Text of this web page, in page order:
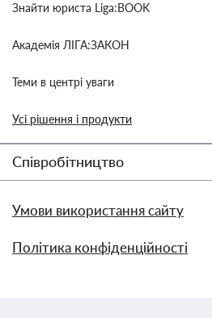
Знайти юриста Liga:BOOK
Академія ЛІГА:ЗАКОН
Теми в центрі уваги
Усі рішення і продукти
Співробітництво
Умови використання сайту
Політика конфіденційності